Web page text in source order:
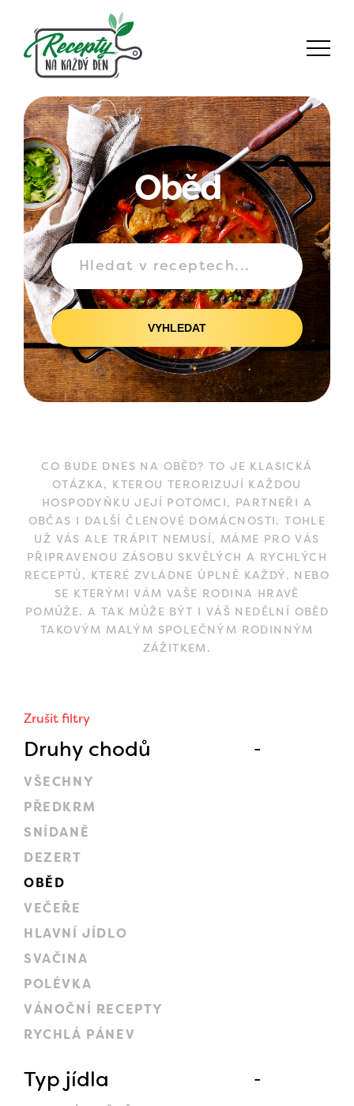
Oběd
VYHLEDAT
Zrušit filtry
Druhy chodů
VŠECHNY
PŘEDKRM
SNÍDANĚ
DEZERT
OBĚD
VEČEŘE
HLAVNÍ JÍDLO
SVAČINA
POLÉVKA
VÁNOČNÍ RECEPTY
RYCHLÁ PÁNEV
Typ jídla
CO BUDE DNES NA OBĚD? TO JE KLASICKÁ
OTÁZKA, KTEROU TERORIZUJÍ KAŽDOU
HOSPODYŇKU JEJÍ POTOMCI, PARTNEŘI A
OBČAS I DALŠÍ ČLENOVÉ DOMÁCNOSTI. TOHLE
UŽ VÁS ALE TRÁPIT NEMUSÍ, MÁME PRO VÁS
PŘIPRAVENOU ZÁSOBU SKVĚLÝCH A RYCHLÝCH
RECEPTŮ, KTERÉ ZVLÁDNE ÚPLNĚ KAŽDÝ, NEBO
SE KTERÝMI VÁM VAŠE RODINA HRAVĚ
POMŮŽE. A TAK MŮŽE BÝT I VÁŠ NEDĚLNÍ OBĚD
TAKOVÝM MALÝM SPOLEČNÝM RODINNÝM
ZÁŽITKEM.